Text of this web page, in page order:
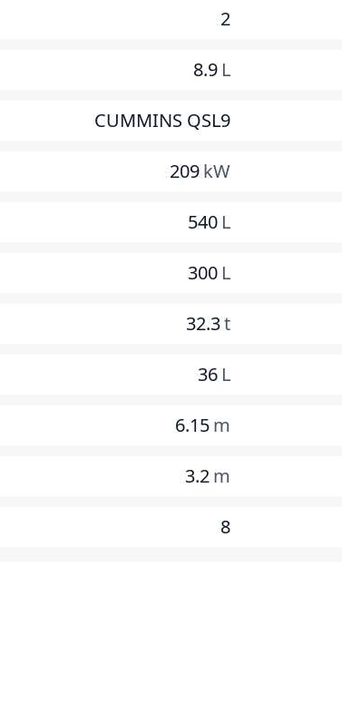
2
8.9 L
CUMMINS QSL9
209kW
540 L
300 L
32.3t
36 L
6.15m
3.2m
8